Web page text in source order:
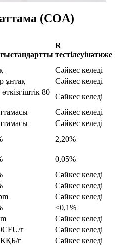
(COA)
стандартты
R
тестілеуінәтиже
Сәйкес келеді
ұнтақ
Сәйкес келеді
80
Сәйкес келеді
Сәйкес келеді
Сәйкес келеді
2,20%
0,05%
Сәйкес келеді
Сәйкес келеді
Сәйкес келеді
<0,1%
Сәйкес келеді
г
Сәйкес келеді
КҚБ/г
Сәйкес келеді